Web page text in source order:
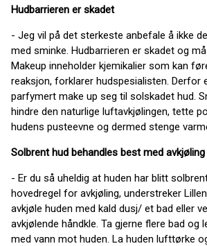
Hudbarrieren er skadet
- Jeg vil på det sterkeste anbefale å ikke
med sminke. Hudbarrieren er skadet og
Makeup inneholder kjemikalier som kan
reaksjon, forklarer hudspesialisten. Derfor
parfymert make up seg til solskadet hud.
hindre den naturlige luftavkjølingen, tette
hudens pusteevne og dermed stenge
Solbrent hud behandles best med avkjøling
- Er du så uheldig at huden har blitt
hovedregel for avkjøling, understreker
avkjøle huden med kald dusj/ et bad eller
avkjølende håndkle. Ta gjerne flere bad og
med vann mot huden. La huden lufttørke